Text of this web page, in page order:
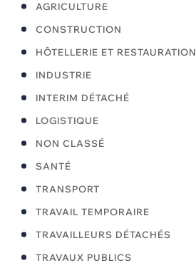
AGRICULTURE
CONSTRUCTION
HÔTELLERIE ET RESTAURATION
INDUSTRIE
INTERIM DÉTACHÉ
LOGISTIQUE
NON CLASSÉ
SANTÉ
TRANSPORT
TRAVAIL TEMPORAIRE
TRAVAILLEURS DÉTACHÉS
TRAVAUX PUBLICS